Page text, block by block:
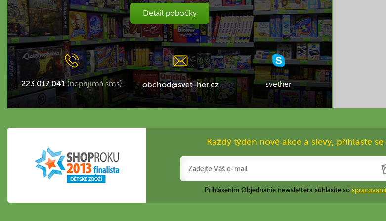
Detail pobočky
223 017 041 (nepřijímá sms) obchod@svet-her.cz svether
Každý týden nové akce a slevy, přihlaste
Prihlásením Objednanie newslettera súhlasíte so